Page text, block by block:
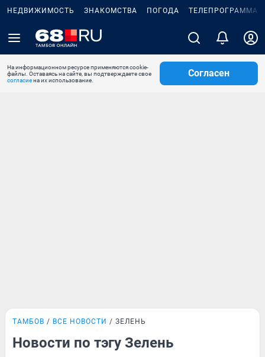
НЕДВИЖИМОСТЬ ЗНАКОМСТВА ПОГОДА ТЕЛЕПРОГРАММА
На информационном ресурсе применяются cookie-
файлы. Оставаясь на сайте, вы подтверждаете свое
согласиена их использование.
Согласен
ТАМБОВ ВСЕ НОВОСТИ ЗЕЛЕНЬ
Новости по тэгу Зелень